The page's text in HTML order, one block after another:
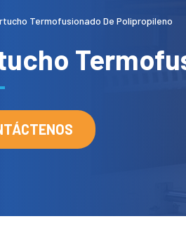
Termofusionado De Polipropileno